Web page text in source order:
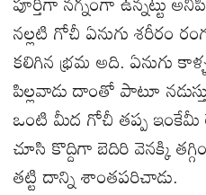
నల్లటి గోచీ ఏనుగు శరీరం
కలిగిన భ్రమ అది. ఏనుగు
పిల్లవాడు దాంతో పాటూ
ఒంటి మీద గోచీ తప్ప ఇంకేమీ
చూసి కొద్దిగా బెదిరి వెనక్కి
తట్టి దాన్ని శాంతపరిచాడు.